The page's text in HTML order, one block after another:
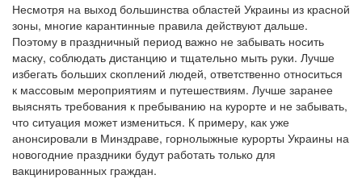
Несмотря на выход большинства областей Украины из красной
зоны, многие карантинные правила действуют дальше.
Поэтому в праздничный период важно не забывать носить
маску, соблюдать дистанцию ​​и тщательно мыть руки. Лучше
избегать больших скоплений людей, ответственно относиться
к массовым мероприятиям и путешествиям. Лучше заранее
выяснять требования к пребыванию на курорте и не забывать,
что ситуация может измениться. К примеру, как уже
анонсировали в Минздраве, горнолыжные курорты Украины на
новогодние праздники будут работать только для
вакцинированных граждан.